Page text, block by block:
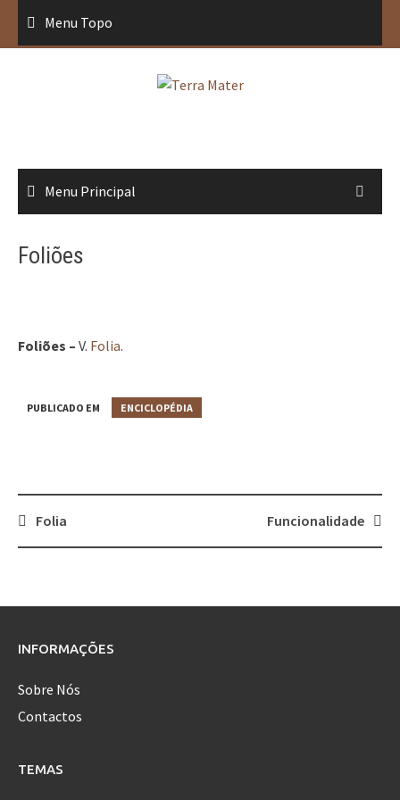
conteúdo
Menu Topo
Menu Principal
Foliões
Foliões – V. Folia.
PUBLICADO EM ENCICLOPÉDIA
Post
Folia Funcionalidade
INFORMAÇÕES
Sobre Nós
Contactos
TEMAS